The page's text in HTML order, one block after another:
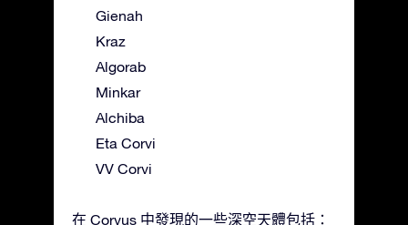
Gienah
Kraz
Algorab
Minkar
Alchiba
Eta Corvi
VV Corvi
在 Corvus 中發現的一些深空天體包括：